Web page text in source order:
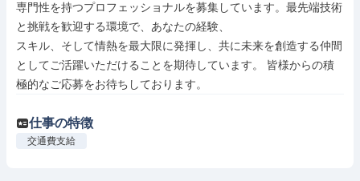
専門性を持つプロフェッショナルを募集しています。最先端技術
と挑戦を歓迎する環境で、あなたの経験、
スキル、そして情熱を最大限に発揮し、共に未来を創造する仲間
としてご活躍いただけることを期待しています。 皆様からの積
極的なご応募をお待ちしております。
仕事の特徴
交通費支給